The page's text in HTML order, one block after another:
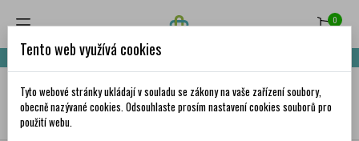
0
Nakupte za 999,- Kč a získáte dopravu zdarma!
✦AI
Tento web využívá cookies
Tyto webové stránky ukládají v souladu se zákony na vaše zařízení soubory,
obecně nazývané cookies. Odsouhlaste prosím nastavení cookies souborů pro
použití webu.